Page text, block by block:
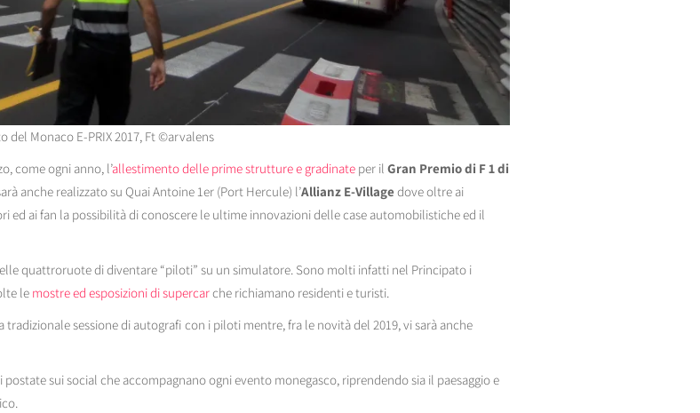
del Monaco E-PRIX 2017, Ft ©arvalens
come ogni anno, l’allestimento delle prime strutture e gradinateper il Gran Premio di F 1 di
anche realizzato su Quai Antoine 1er (Port Hercule) l’Allianz E-Village dove oltre ai
ai fan la possibilità di conoscere le ultime innovazioni delle case automobilistiche ed il
quattroruote di diventare “piloti” su un simulatore. Sono molti infatti nel Principato i
le mostre ed esposizioni di supercarche richiamano residenti e turisti.
sessione di autografi con i piloti mentre, fra le novità del 2019, vi sarà anche
sui social che accompagnano ogni evento monegasco, riprendendo sia il paesaggio e